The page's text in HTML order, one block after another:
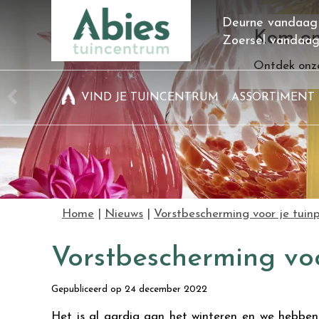
Kom
Ontdek
Home Nieuws Vorstbescherming voor je
Deurne
Zoersel
VIND JE TUINCENTRUM ASSORTIMENT
Vorstbescherming
Gepubliceerd op 24 december 2022
Het is al aardig aan het winteren en we